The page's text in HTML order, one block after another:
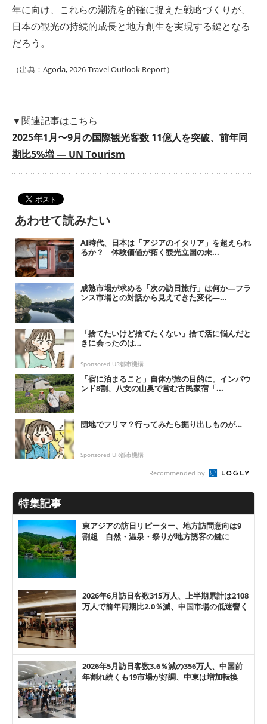
年に向け、これらの潮流を的確に捉えた戦略づくりが、
日本の観光の持続的成長と地方創生を実現する鍵となる
だろう。
（出典： Agoda,2026 Travel Outlook Report）
▼関連記事はこちら
2025年1月〜9月の国際観光客数 11億人を突破、前年同
期比5%増 ― UN Tourism
あわせて読みたい
AI時代、日本は「アジアのイタリア」を超えられ
るか？ 体験価値が拓く観光立国の未...
成熟市場が求める「次の訪日旅行」は何か―フラ
ンス市場との対話から見えてきた変化―...
「捨てたいけど捨てたくない」捨て活に悩んだと
きに会ったのは…
Sponsored UR都市機構
「宿に泊まること」自体が旅の目的に。インバウ
ンド8割、八女の山奥で営む古民家宿「...
団地でフリマ？行ってみたら掘り出しものが…
Sponsored UR都市機構
Recommended by
特集記事
東アジアの訪日リピーター、地方訪問意向は9
割超 自然・温泉・祭りが地方誘客の鍵に
2026年6月訪日客数315万人、上半期累計は2108
万人で前年同期比2.0％減、中国市場の低迷響く
2026年5月訪日客数3.6％減の356万人、中国前
年割れ続くも19市場が好調、中東は増加転換